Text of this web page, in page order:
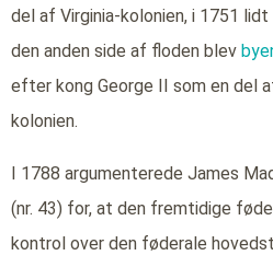
del af Virginia-kolonien, i 1751
den anden side af floden blev
efter kong George II som en del
kolonien.
I 1788 argumenterede James
(nr. 43) for, at den fremtidige
kontrol over den føderale